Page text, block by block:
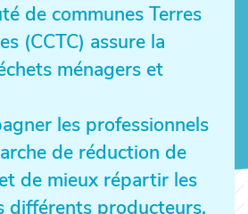
de communes Terres
(CCTC) assure la
ménagers et
les professionnels
de réduction de
de mieux répartir les
différents producteurs,